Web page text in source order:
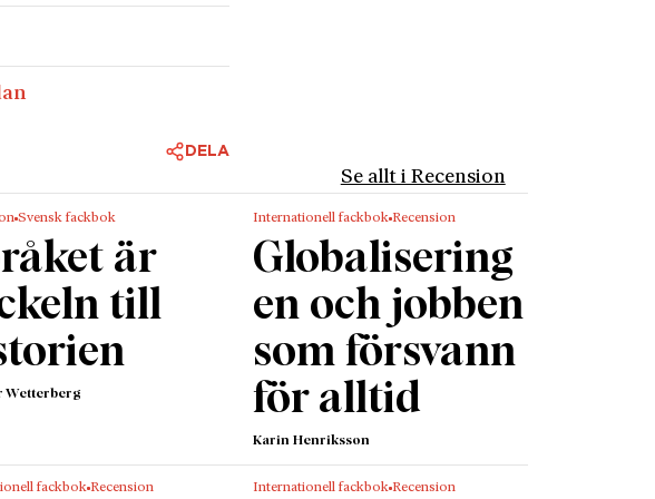
som vävare på
och skrev
i stadens gille för
vid några tillfällen,
han befann sig fram
sin samtids ledande
Hans ut­övande som
det historiska
de mindre,
av fransk-holländska
DELA
Se allt i Recension
Svensk fackbok
är
till
Wetterberg
Internationell fackbok Recension
Globalisering
en och jobben
som försvann
för alltid
Karin Henriksson
fackbok Recension Internationell fackbok Recension